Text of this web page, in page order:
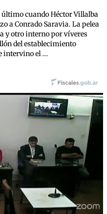
último cuando Héctor Villalba
a Conrado Saravia. La pelea
y otro interno por víveres
del establecimiento
intervino el ...